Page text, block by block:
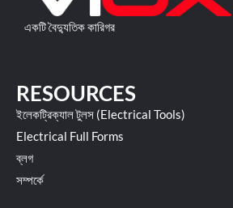
একটি বৈদ্যুতিক কারিগর
RESOURCES
ইলেকট্রিক্যাল টুলস (Electrical Tools)
Electrical Full Forms
ব্লগ
সম্পর্কে